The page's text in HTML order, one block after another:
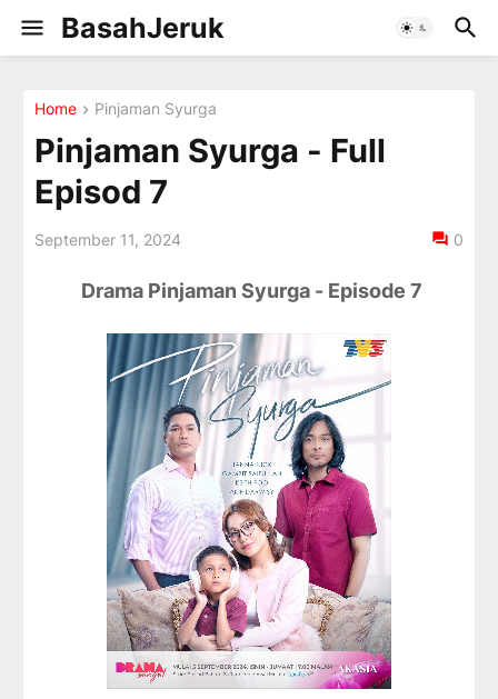
BasahJeruk
Home Pinjaman Syurga
Pinjaman Syurga - Full
Episod 7
September 11, 2024 0
Drama Pinjaman Syurga - Episode 7